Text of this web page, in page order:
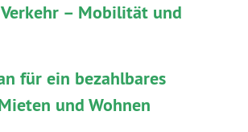
– Mobilität und
für ein bezahlbares
und Wohnen